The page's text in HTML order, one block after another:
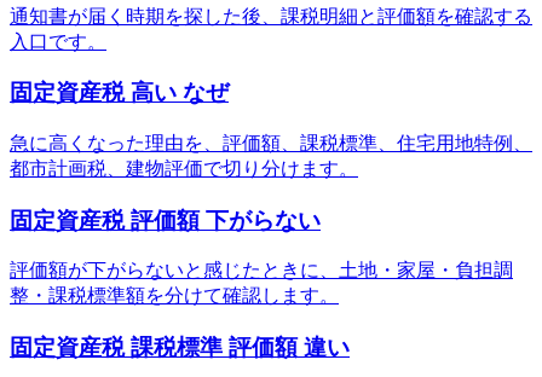
通知書が届く時期を探した後、課税明細と評価額を確認する
入口です。
固定資産税 高い なぜ
急に高くなった理由を、評価額、課税標準、住宅用地特例、
都市計画税、建物評価で切り分けます。
固定資産税 評価額 下がらない
評価額が下がらないと感じたときに、土地・家屋・負担調
整・課税標準額を分けて確認します。
固定資産税 課税標準 評価額 違い